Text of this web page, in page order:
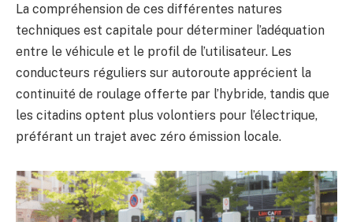
La compréhension de ces différentes natures
techniques est capitale pour déterminer l’adéquation
entre le véhicule et le profil de l’utilisateur. Les
conducteurs réguliers sur autoroute apprécient la
continuité de roulage offerte par l’hybride, tandis que
les citadins optent plus volontiers pour l’électrique,
préférant un trajet avec zéro émission locale.